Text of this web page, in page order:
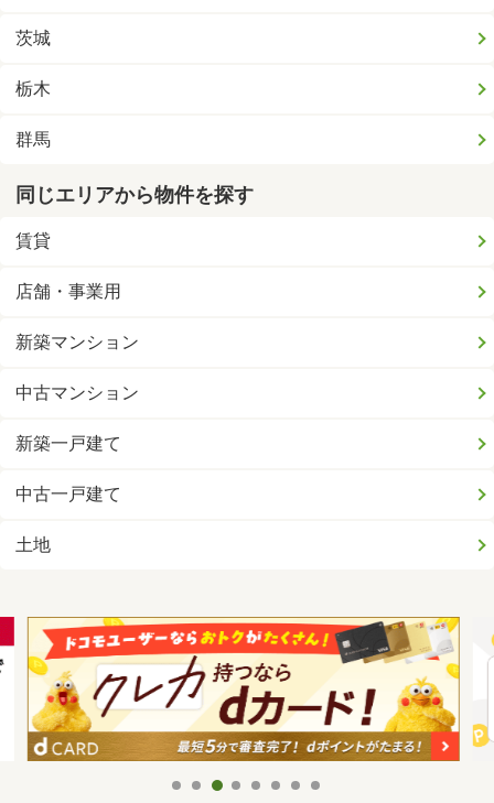
茨城
栃木
群馬
同じエリアから物件を探す
賃貸
店舗・事業用
新築マンション
中古マンション
新築一戸建て
中古一戸建て
土地